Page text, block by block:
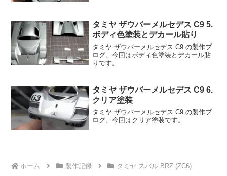
タミヤ ザウバーメルセデス C9 5.
ボディ色塗装とデカール貼り
タミヤ ザウバーメルセデス C9 の製作ブ
ログ。今回はボディ色塗装とデカール貼
りです。
タミヤ ザウバーメルセデス C9 6.
クリア塗装
タミヤ ザウバーメルセデス C9 の製作ブ
ログ。今回はクリア塗装です。
ホーム 製作記録 タミヤ スバル BRZ (ZC6)